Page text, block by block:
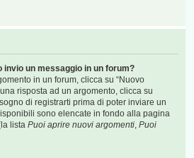
invio un messaggio in un forum?
in un forum, clicca su “Nuovo
risposta ad un argomento, clicca su
di registrarti prima di poter inviare un
sono elencate in fondo alla pagina
lista Puoi aprire nuovi argomenti, Puoi